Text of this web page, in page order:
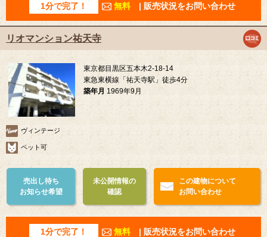
1分で完了！ 無料 | 販売状況をお問い合わせ
リオマンション祐天寺
東京都目黒区五本木2-18-14
東急東横線「祐天寺駅」徒歩4分
築年月 1969年9月
ヴィンテージ
ペット可
売出し待ち
お知らせ希望
未公開情報の
確認
この建物について
お問い合わせ
1分で完了！ 無料 | 販売状況をお問い合わせ